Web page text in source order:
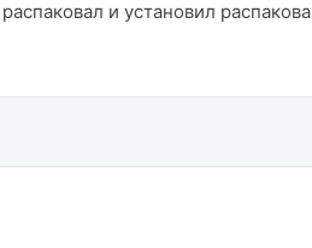
и установил